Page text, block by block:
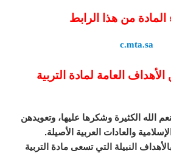
من هذا الرابط
c.mta.sa
العامة لمادة التربية
الله الكثيرة وشكرها عليها، وتعويدهن
والعادات العربية الأصيلة.
النبيلة التي تسعى مادة التربية